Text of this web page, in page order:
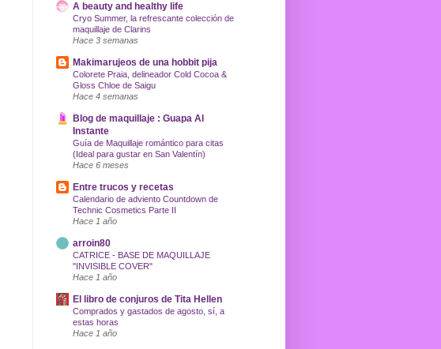
A beauty and healthy life
Cryo Summer, la refrescante colección de
maquillaje de Clarins
Hace 3 semanas
Makimarujeos de una hobbit pija
Colorete Praia, delineador Cold Cocoa &
Gloss Chloe de Saigu
Hace 4 semanas
Blog de maquillaje : Guapa Al
Instante
Guía de Maquillaje romántico para citas
(Ideal para gustar en San Valentín)
Hace 6 meses
Entre trucos y recetas
Calendario de adviento Countdown de
Technic Cosmetics Parte II
Hace 1 año
arroin80
CATRICE - BASE DE MAQUILLAJE
"INVISIBLE COVER"
Hace 1 año
El libro de conjuros de Tita Hellen
Comprados y gastados de agosto, sí, a
estas horas
Hace 1 año